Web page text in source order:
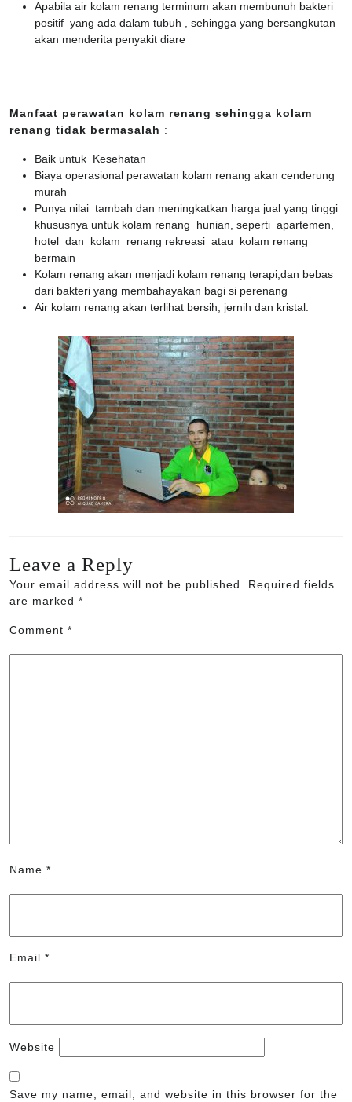
Apabila air kolam renang terminum akan membunuh bakteri
positif yang ada dalam tubuh , sehingga yang bersangkutan
akan menderita penyakit diare
Manfaat perawatan kolam renang sehingga kolam
renang tidak bermasalah :
Baik untuk Kesehatan
Biaya operasional perawatan kolam renang akan cenderung
murah
Punya nilai tambah dan meningkatkan harga jual yang tinggi
khususnya untuk kolam renang hunian, seperti apartemen,
hotel dan kolam renang rekreasi atau kolam renang
bermain
Kolam renang akan menjadi kolam renang terapi,dan bebas
dari bakteri yang membahayakan bagi si perenang
Air kolam renang akan terlihat bersih, jernih dan kristal.
Leave a Reply
Your email address will not be published. Required fields
are marked *
Comment *
Name *
Email *
Website
Save my name, email, and website in this browser for the